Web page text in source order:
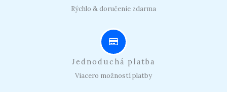
Rýchlo & doručenie zdarma
Jednoduchá platba
Viacero možností platby